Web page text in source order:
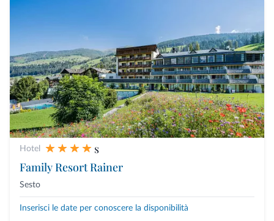
Hotel
s
Family Resort Rainer
Sesto
Inserisci le date per conoscere la disponibilità